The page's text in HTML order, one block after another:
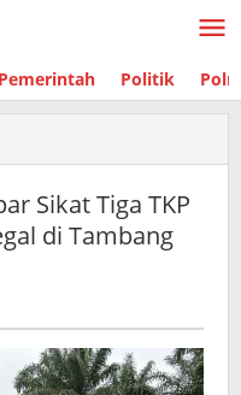
Pemerintah Politik
Kampar
Ilegal
Sikat Tiga TKP
di Tambang